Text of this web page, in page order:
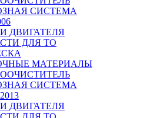
СИСТЕМА
ДВИГАТЕЛЯ
ДЛЯ ТО
МАТЕРИАЛЫ
СИСТЕМА
ДВИГАТЕЛЯ